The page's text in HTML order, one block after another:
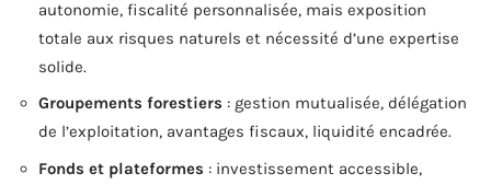
autonomie, fiscalité personnalisée, mais exposition
totale aux risques naturels et nécessité d’une expertise
solide.
Groupements forestiers : gestion mutualisée, délégation
de l’exploitation, avantages fiscaux, liquidité encadrée.
Fonds et plateformes : investissement accessible,